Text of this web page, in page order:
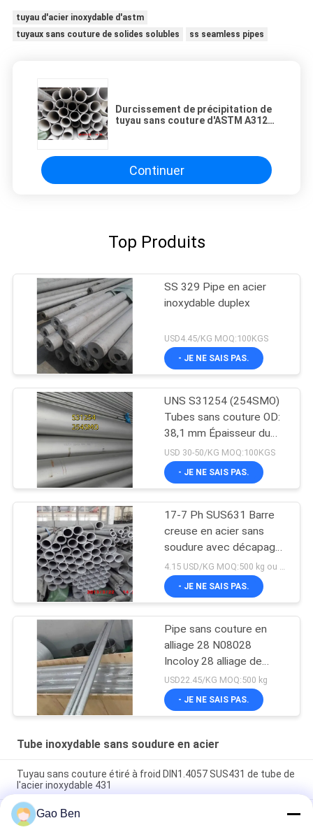
tuyau d'acier inoxydable d'astm
tuyaux sans couture de solides solubles
ss seamless pipes
Durcissement de précipitation de
tuyau sans couture d'ASTM A312
Continuer
Top Produits
SS 329 Pipe en acier
inoxydable duplex
USD4.45/KG MOQ:100KGS
- JE NE SAIS PAS.
UNS S31254 (254SMO)
Tubes sans couture OD:
38,1 mm Épaisseur du
tube: 3 mm Longueur 6M
USD 30-50/KG MOQ:100KGS
- JE NE SAIS PAS.
17-7 Ph SUS631 Barre
creuse en acier sans
soudure avec décapage
par recuit
- JE NE SAIS PAS.
Pipe sans couture en
alliage 28 N08028
Incoloy 28 alliage de
nickel avec certificat
EN10204 3.1
USD22.45/KG MOQ:500 kg
- JE NE SAIS PAS.
Tube inoxydable sans soudure en acier
Tuyau sans couture étiré à froid DIN1.4057 SUS431 de tube de
l'acier inoxydable 431
Tuyau sans couture du tube 630 du tube 17-4PH de l'acier
inoxydable SUS630 de durcissement par précipitation
Gao Ben